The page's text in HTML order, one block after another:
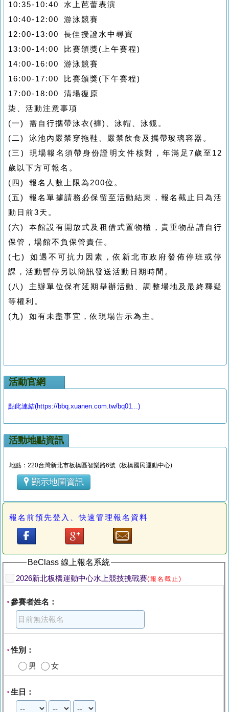
10:35-10:40 水上芭蕾表演
10:40-12:00 游泳競賽
12:00-13:00 長佳授證水中尋寶
13:00-14:00 比賽頒獎(上午賽程)
14:00-16:00 游泳競賽
16:00-17:00 比賽頒獎(下午賽程)
17:00-18:00 清場復原
柒、活動注意事項
(一) 需自行攜帶泳衣(褲)、泳帽、泳鏡。
(二) 泳池內嚴禁穿拖鞋、嚴禁飲食及攜帶玻璃容器。
(三) 現場報名須帶身份證明文件核對，年滿足7歲至12
歲以下方可報名。
(四) 報名人數上限為200位。
(五) 報名單據請務必保留至活動結束，報名截止日為活
動日前3天。
(六) 本館設有開放式及租借式置物櫃，貴重物品請自行
保管，場館不負保管責任。
(七) 如遇不可抗力因素，依新北市政府發佈停班或停
課，活動暫停另以簡訊發送活動日期時間。
(八) 主辦單位保有延期舉辦活動、調整場地及最終釋疑
等權利。
(九) 如有未盡事宜，依現場告示為主。
活動官網
點此連結(https://bbq.xuanen.com.tw/bq01...)
活動地點資訊
地點：220台灣新北市板橋區智樂路6號 (板橋國民運動中心)
顯示地圖資訊
報名前預先登入、快速管理報名資料
BeClass 線上報名系統
2026新北板橋運動中心水上競技挑戰賽(報名截止)
* 參賽者姓名：
*性別：
男
女
* 生日：